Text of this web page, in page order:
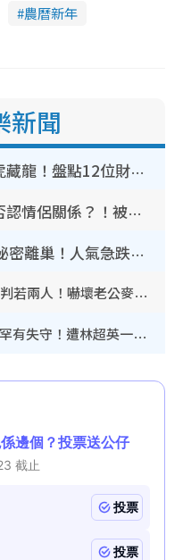
農曆新年
新聞
《愛回家》隱形富豪臥虎藏龍！盤點12位財氣逼人的有錢藝人：呢位靚女3億身家唔憂做
葉蒨文拍拖一周年親自否認情侶關係？！被質疑感情造假竟稱GM「普通同事」
30歲男藝人低調宣布已秘密離巢！人氣急跌變失蹤人口︰「這幾年過得並不容易」
簡淑兒染金毛剪短頭髮氣質判若兩人！嚇壞老公麥大力都認唔出：「你做咩事？」
TVB新聞主播陳嘉欣鏡頭前罕有失守！遭林超英一句說話突襲嚇親當場大笑